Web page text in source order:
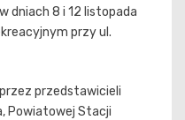
dniach 8 i 12 listopada
przy ul.
przedstawicieli
Powiatowej Stacji